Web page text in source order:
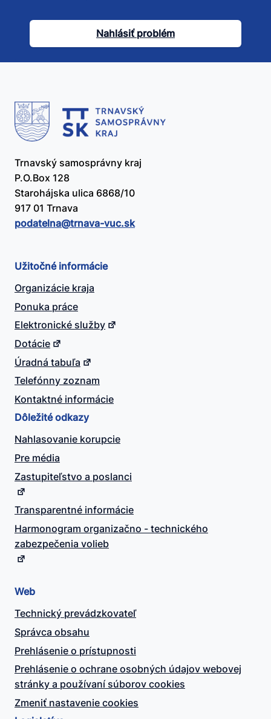
článok
užitočný?
Nahlásiť problém
Trnavský samosprávny kraj
P.O.Box 128
Starohájska ulica 6868/10
917 01 Trnava
podatelna@​trnava-vuc.sk
Užitočné informácie
Organizácie kraja
Ponuka práce
Elektronické služby
Dotácie
Úradná tabuľa
Telefónny zoznam
Kontaktné informácie
Dôležité odkazy
Nahlasovanie korupcie
Pre média
Zastupiteľstvo a poslanci
Transparentné informácie
Harmonogram organizačno - technického
zabezpečenia volieb
Web
Technický prevádzkovateľ
Správca obsahu
Prehlásenie o prístupnosti
Prehlásenie o ochrane osobných údajov webovej
stránky a používaní súborov cookies
Zmeniť nastavenie cookies